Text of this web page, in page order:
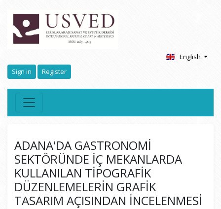
English
Sign in
Register
ADANA'DA GASTRONOMİ
SEKTÖRÜNDE İÇ MEKANLARDA
KULLANILAN TİPOGRAFİK
DÜZENLEMELERİN GRAFİK
TASARIM AÇISINDAN İNCELENMESİ